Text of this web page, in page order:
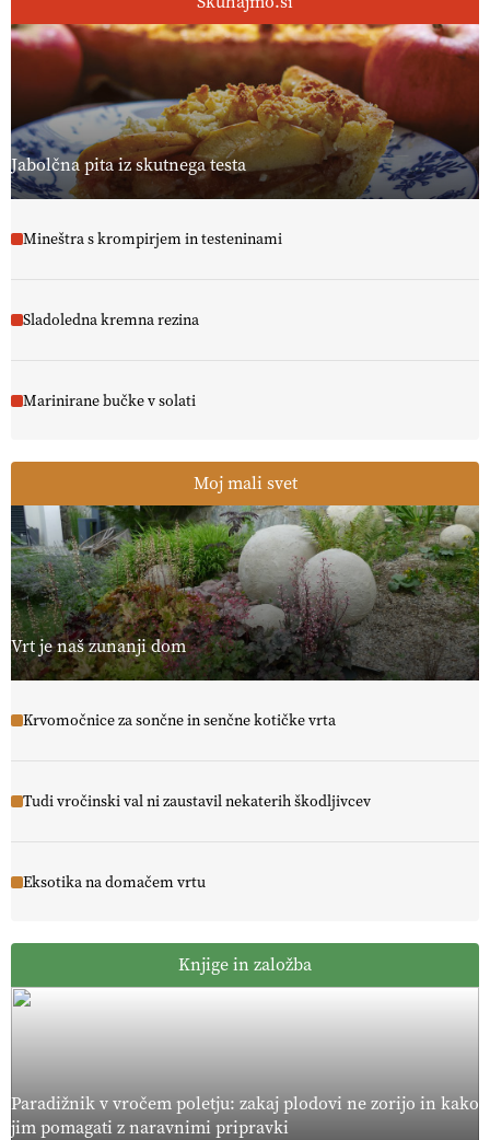
Jabolčna pita iz skutnega testa
Mineštra s krompirjem in testeninami
Sladoledna kremna rezina
Marinirane bučke v solati
Moj mali svet
Vrt je naš zunanji dom
Krvomočnice za sončne in senčne kotičke vrta
Tudi vročinski val ni zaustavil nekaterih škodljivcev
Eksotika na domačem vrtu
Knjige in založba
Paradižnik v vročem poletju: zakaj plodovi ne zorijo in kako
jim pomagati z naravnimi pripravki